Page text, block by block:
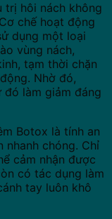
trị hôi nách không
chế hoạt động
dụng một loại
vùng nách,
tạm thời chặn
Nhờ đó,
làm giảm đáng
Botox là tính an
nhanh chóng. Chỉ
cảm nhận được
có tác dụng làm
tay luôn khô